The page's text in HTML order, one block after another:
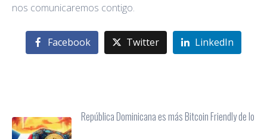
nos comunicaremos contigo.
Facebook Twitter LinkedIn
República Dominicana es más Bitcoin Friendly de lo